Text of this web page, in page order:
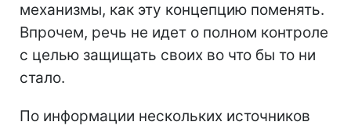
механизмы, как эту концепцию поменять.
Впрочем, речь не идет о полном контроле
с целью защищать своих во что бы то ни
стало.
По информации нескольких источников